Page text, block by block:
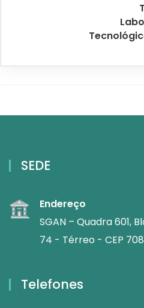
SEDE
Endereço
SGAN – Quadra 601,
74 - Térreo - CEP
Telefones